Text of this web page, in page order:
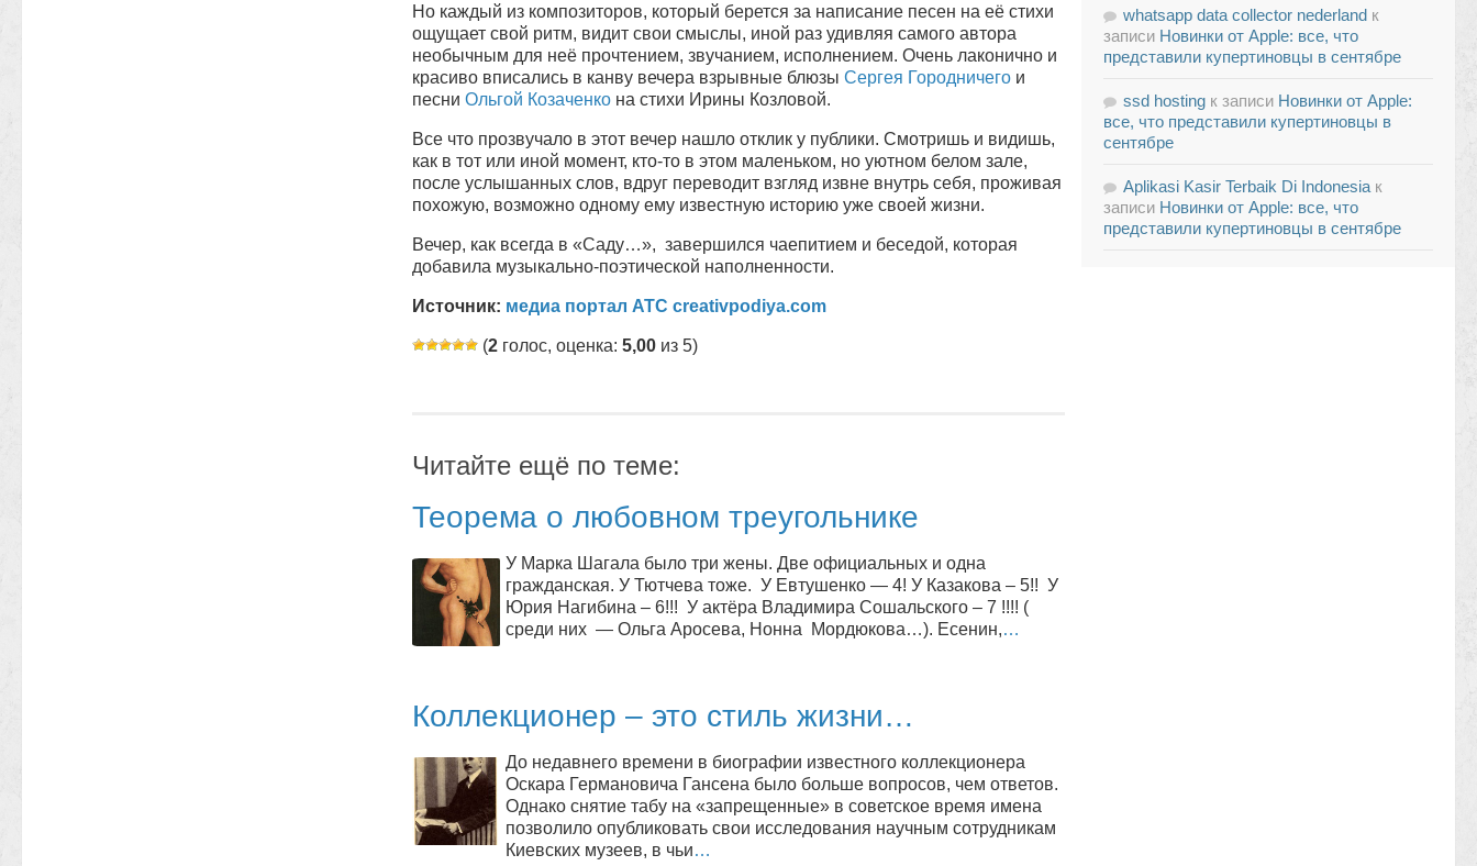
Но каждый из композиторов, который берется за написание песен на её стихи
ощущает свой ритм, видит свои смыслы, иной раз удивляя самого автора
необычным для неё прочтением, звучанием, исполнением. Очень лаконично и
красиво вписались в канву вечера взрывные блюзы Сергея Городничего и
песни Ольгой Козаченко на стихи Ирины Козловой.
Все что прозвучало в этот вечер нашло отклик у публики. Смотришь и видишь,
как в тот или иной момент, кто-то в этом маленьком, но уютном белом зале,
после услышанных слов, вдруг переводит взгляд извне внутрь себя, проживая
похожую, возможно одному ему известную историю уже своей жизни.
Вечер, как всегда в «Саду…», завершился чаепитием и беседой, которая
добавила музыкально-поэтической наполненности.
Источник: медиа портал АТС creativpodiya.com
(2 голос, оценка: 5,00 из 5)
Читайте ещё по теме:
Теорема о любовном треугольнике
У Марка Шагала было три жены. Две официальных и одна
гражданская. У Тютчева тоже. У Евтушенко — 4! У Казакова – 5!! У
Юрия Нагибина – 6!!! У актёра Владимира Сошальского – 7 !!!! (
среди них — Ольга Аросева, Нонна Мордюкова…). Есенин,…
Коллекционер – это стиль жизни…
До недавнего времени в биографии известного коллекционера
Оскара Германовича Гансена было больше вопросов, чем ответов.
Однако снятие табу на «запрещенные» в советское время имена
позволило опубликовать свои исследования научным сотрудникам
Киевских музеев, в чьи…
whatsapp data collector nederland к
записи Новинки от Apple: все, что
представили купертиновцы в сентябре
ssd hosting к записи Новинки от Apple:
все, что представили купертиновцы в
сентябре
Aplikasi Kasir Terbaik Di Indonesia к
записи Новинки от Apple: все, что
представили купертиновцы в сентябре